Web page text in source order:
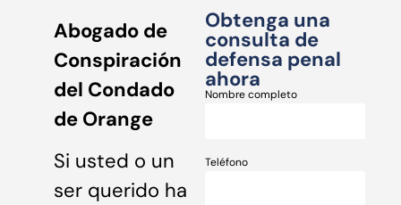
Abogado de
Conspiración
del Condado
de Orange
Si usted o un
ser querido ha
Obtenga una
consulta de
defensa penal
ahora
Nombre completo
Teléfono